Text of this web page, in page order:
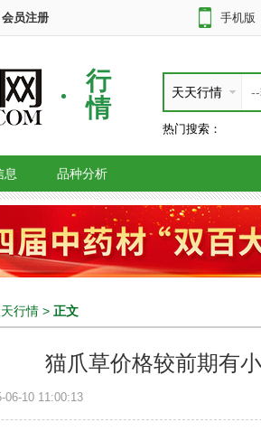
会员注册 手机版
行
情
天天行情
热门搜索：
息 品种分析
行情 > 正文
猫爪草价格较前期有
06-10 11:00:13